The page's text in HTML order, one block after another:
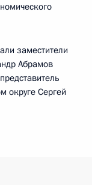
заместители
Абрамов
округе Сергей